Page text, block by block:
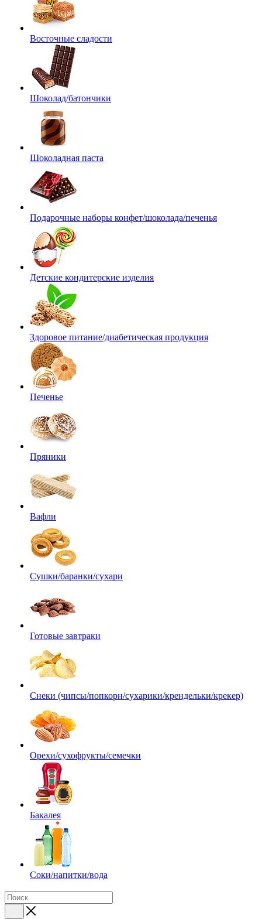
Восточные сладости
Шоколад/батончики
Шоколадная паста
Подарочные наборы конфет/шоколада/печенья
Детские кондитерские изделия
Здоровое питание/диабетическая продукция
Печенье
Пряники
Вафли
Сушки/баранки/сухари
Готовые завтраки
Снеки (чипсы/попкорн/сухарики/крендельки/крекер)
Орехи/сухофрукты/семечки
Бакалея
Соки/напитки/вода